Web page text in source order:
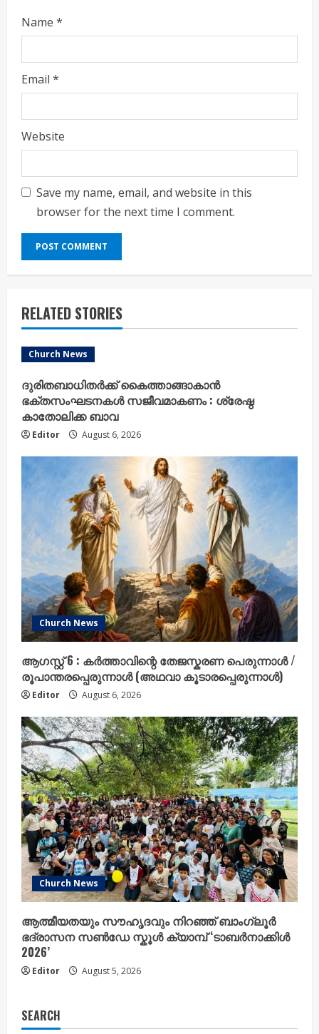
Name *
Email *
Website
Save my name, email, and website in this
browser for the next time I comment.
RELATED STORIES
Church News
ദുരിതബാധിതർക്ക് കൈത്താങ്ങാകാൻ
ഭക്തസംഘടനകൾ സജീവമാകണം : ശ്രേഷ്ഠ
കാതോലിക്ക ബാവ
Editor August 6, 2026
Church News
ആഗസ്റ്റ് 6 : കർത്താവിന്റെ തേജസ്കരണ പെരുന്നാൾ /
രൂപാന്തരപ്പെരുന്നാൾ (അഥവാ കൂടാരപ്പെരുന്നാൾ)
Editor August 6, 2026
Church News
ആത്മീയതയും സൗഹൃദവും നിറഞ്ഞ് ബാംഗ്ലൂർ
ഭദ്രാസന സൺഡേ സ്കൂൾ ക്യാമ്പ് ‘ടാബർനാക്കിൾ
2026’
Editor August 5, 2026
SEARCH